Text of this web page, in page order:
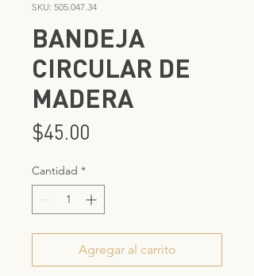
SKU: 505.047.34
BANDEJA
CIRCULAR DE
MADERA
$45.00
Cantidad *
Agregar al carrito